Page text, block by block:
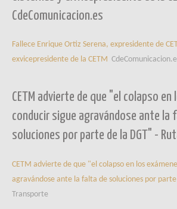
CdeComunicacion.es
Fallece Enrique Ortiz Serena, expresidente de
exvicepresidente de la CETM
CETM advierte de que "el colapso
conducir sigue agravándose ante la
soluciones por parte de la DGT" -
CETM advierte de que "el colapso en los
agravándose ante la falta de soluciones por
Transporte